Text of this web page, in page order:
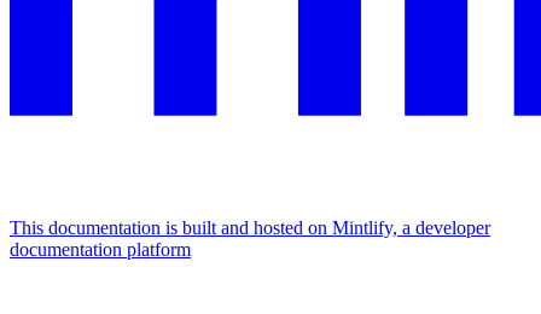
This documentation is built and hosted on Mintlify, a developer
documentation platform